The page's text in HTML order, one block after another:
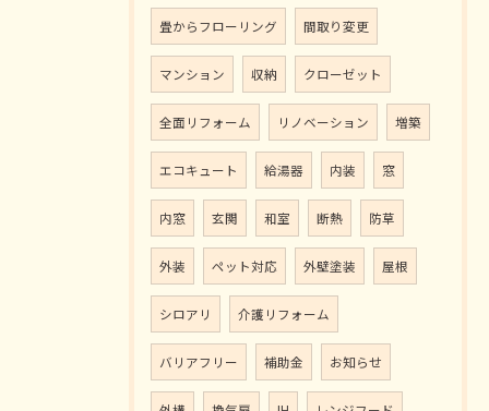
畳からフローリング 間取り変更
マンション 収納 クローゼット
全面リフォーム リノベーション 増築
エコキュート 給湯器 内装 窓
内窓 玄関 和室 断熱 防草
外装 ペット対応 外壁塗装 屋根
シロアリ 介護リフォーム
バリアフリー 補助金 お知らせ